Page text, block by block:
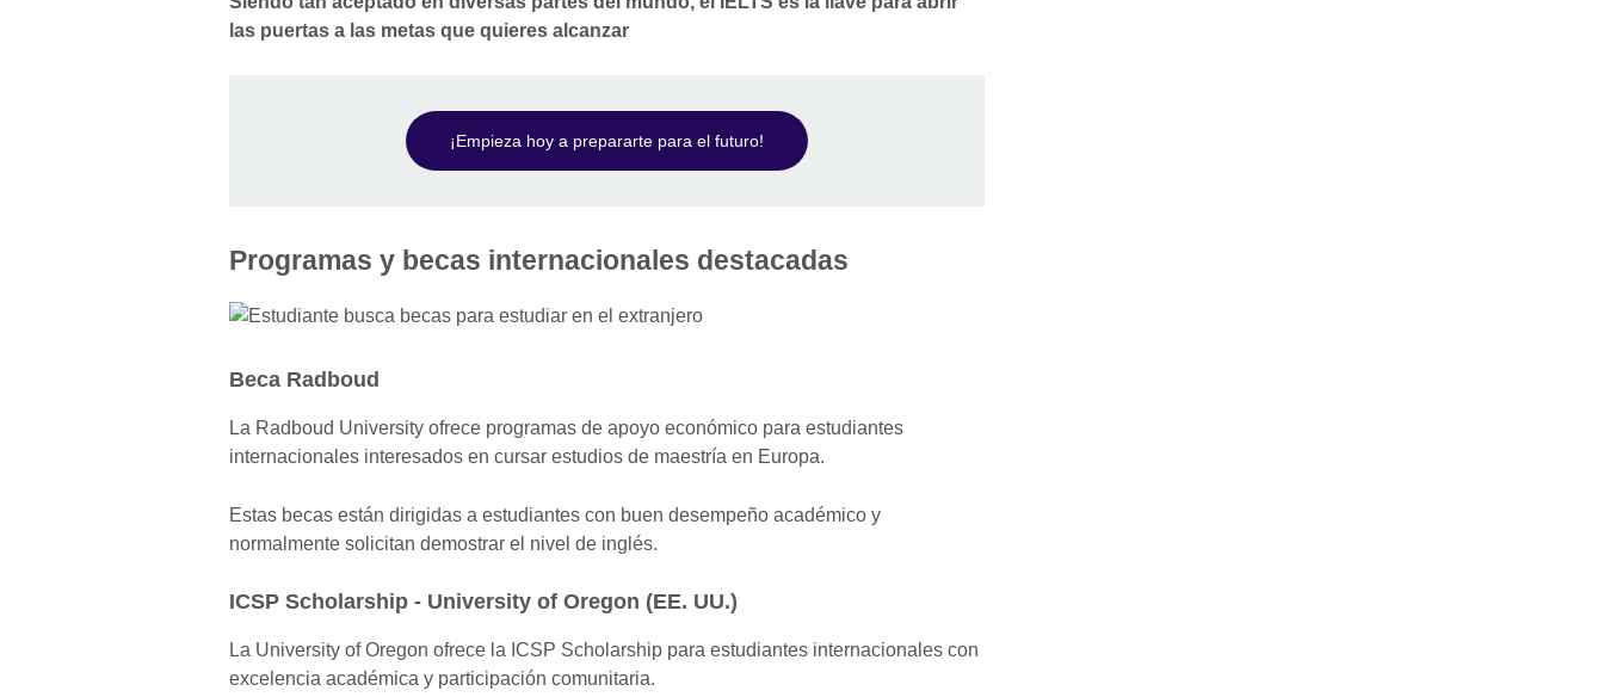
las puertas a las metas que quieres alcanzar
¡Empieza hoy a prepararte para el futuro!
Programas y becas internacionales destacadas
Beca Radboud
La Radboud University ofrece programas de apoyo económico para estudiantes
internacionales interesados en cursar estudios de maestría en Europa.
Estas becas están dirigidas a estudiantes con buen desempeño académico y
normalmente solicitan demostrar el nivel de inglés.
ICSP Scholarship - University of Oregon (EE. UU.)
La University of Oregon ofrece la ICSP Scholarship para estudiantes internacionales con
excelencia académica y participación comunitaria.